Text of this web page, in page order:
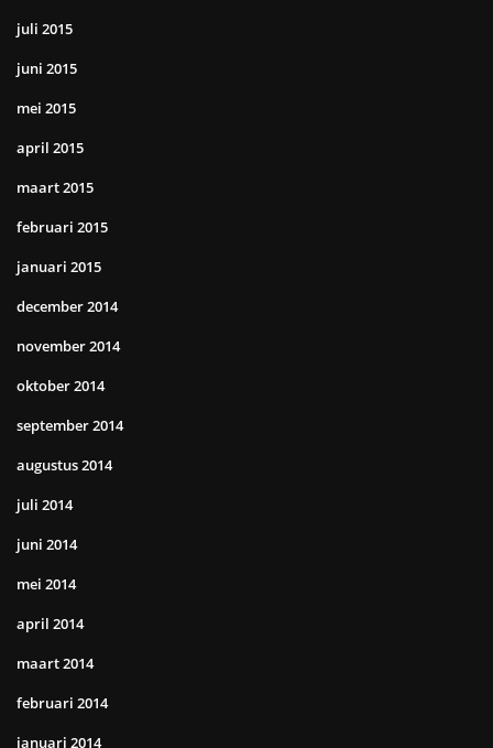
juli 2015
juni 2015
mei 2015
april 2015
maart 2015
februari 2015
januari 2015
december 2014
november 2014
oktober 2014
september 2014
augustus 2014
juli 2014
juni 2014
mei 2014
april 2014
maart 2014
februari 2014
januari 2014